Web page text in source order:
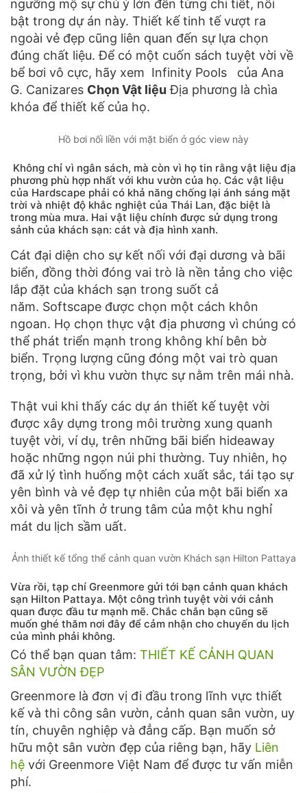
ngưỡng mộ sự chú ý lớn đến từng chi tiết, nổi
bật trong dự án này. Thiết kế tinh tế vượt ra
ngoài vẻ đẹp cũng liên quan đến sự lựa chọn
đúng chất liệu. Để có một cuốn sách tuyệt vời về
bể bơi vô cực, hãy xem Infinity Pools của Ana
G. Canizares Chọn Vật liệu Địa phương là chìa
khóa để thiết kế của họ.
Hồ bơi nối liền với mặt biển ở góc view này
Không chỉ vì ngân sách, mà còn vì họ tin rằng vật liệu địa
phương phù hợp nhất với khu vườn của họ. Các vật liệu
của Hardscape phải có khả năng chống lại ánh sáng mặt
trời và nhiệt độ khắc nghiệt của Thái Lan, đặc biệt là
trong mùa mưa. Hai vật liệu chính được sử dụng trong
sảnh của khách sạn: cát và địa hình xanh.
Cát đại diện cho sự kết nối với đại dương và bãi
biển, đồng thời đóng vai trò là nền tảng cho việc
lắp đặt của khách sạn trong suốt cả
năm. Softscape được chọn một cách khôn
ngoan. Họ chọn thực vật địa phương vì chúng có
thể phát triển mạnh trong không khí bên bờ
biển. Trọng lượng cũng đóng một vai trò quan
trọng, bởi vì khu vườn thực sự nằm trên mái nhà.
Thật vui khi thấy các dự án thiết kế tuyệt vời
được xây dựng trong môi trường xung quanh
tuyệt vời, ví dụ, trên những bãi biển hideaway
hoặc những ngọn núi phi thường. Tuy nhiên, họ
đã xử lý tình huống một cách xuất sắc, tái tạo sự
yên bình và vẻ đẹp tự nhiên của một bãi biển xa
xôi và yên tĩnh ở trung tâm của một khu nghỉ
mát du lịch sầm uất.
Ảnh thiết kế tổng thể cảnh quan vườn Khách sạn Hilton Pattaya
Vừa rồi, tạp chí Greenmore gửi tới bạn cảnh quan khách
sạn Hilton Pattaya. Một công trình tuyệt vời với cảnh
quan được đầu tư mạnh mẽ. Chắc chắn bạn cũng sẽ
muốn ghé thăm nơi đây để cảm nhận cho chuyến du lịch
của mình phải không.
Có thể bạn quan tâm: THIẾT KẾ CẢNH QUAN
SÂN VƯỜN ĐẸP
Greenmore là đơn vị đi đầu trong lĩnh vực thiết
kế và thi công sân vườn, cảnh quan sân vườn, uy
tín, chuyên nghiệp và đẳng cấp. Bạn muốn sở
hữu một sân vườn đẹp của riêng bạn, hãy Liên
hệ với Greenmore Việt Nam để được tư vấn miễn
phí.